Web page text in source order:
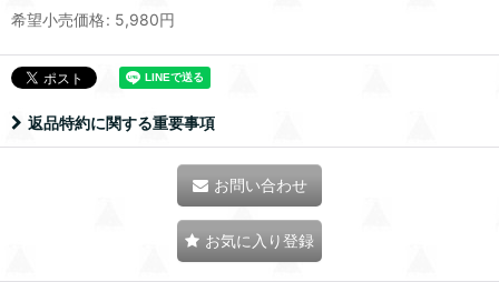
希望小売価格: 5,980円
返品特約に関する重要事項
お問い合わせ
お気に入り登録